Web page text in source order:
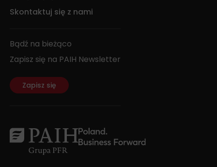
Skontaktuj się z nami
Bądź na bieżąco
Zapisz się na PAIH Newsletter
Zapisz się